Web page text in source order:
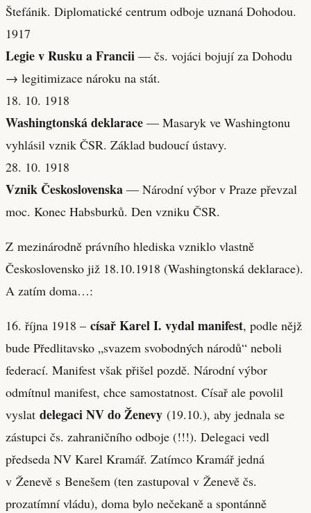
Štefánik. Diplomatické centrum odboje uznaná Dohodou.
1917
Legie v Rusku a Francii — čs. vojáci bojují za Dohodu
→ legitimizace nároku na stát.
18. 10. 1918
Washingtonská deklarace — Masaryk ve Washingtonu
vyhlásil vznik ČSR. Základ budoucí ústavy.
28. 10. 1918
Vznik Československa — Národní výbor v Praze převzal
moc. Konec Habsburků. Den vzniku ČSR.
Z mezinárodně právního hlediska vzniklo vlastně
Československo již 18.10.1918 (Washingtonská deklarace).
A zatím doma…:
16. října 1918 – císař Karel I. vydal manifest, podle nějž
bude Předlitavsko „svazem svobodných národů“ neboli
federací. Manifest však přišel pozdě. Národní výbor
odmítnul manifest, chce samostatnost. Císař ale povolil
vyslat delegaci NV do Ženevy (19.10.), aby jednala se
zástupci čs. zahraničního odboje (!!!). Delegaci vedl
předseda NV Karel Kramář. Zatímco Kramář jedná
v Ženevě s Benešem (ten zastupoval v Ženevě čs.
prozatímní vládu), doma bylo nečekaně a spontánně